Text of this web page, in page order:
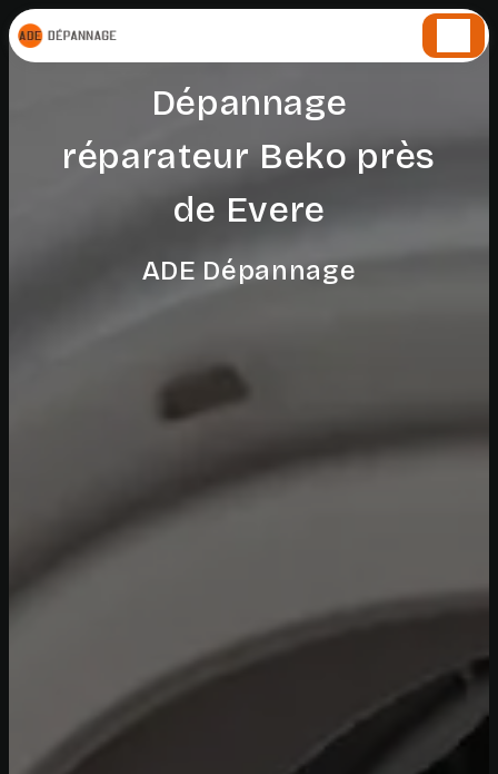
Dépannage
réparateur Beko près
de Evere
ADE Dépannage
Panneau de gestion des cookies